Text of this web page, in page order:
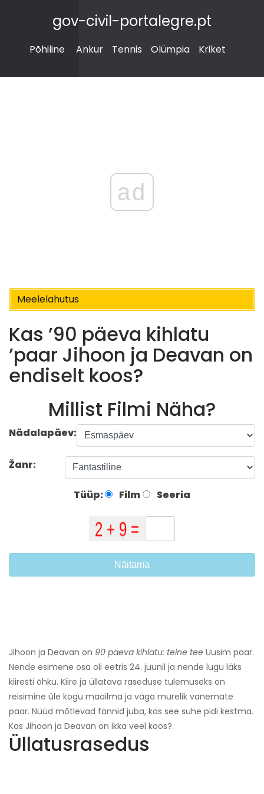
gov-civil-portalegre.pt
Põhiline Ankur Tennis Olümpia Kriket
ad
Meelelahutus
Kas ’90 päeva kihlatu
’paar Jihoon ja Deavan on
endiselt koos?
Millist Filmi Näha?
Nädalapäev:
Žanr:
Tüüp: Film Seeria
Näitama
Jihoon ja Deavan on 90 päeva kihlatu: teine ​​tee Uusim paar.
Nende esimene osa oli eetris 24. juunil ja nende lugu läks
kiiresti õhku. Kiire ja üllatava raseduse tulemuseks on
reisimine üle kogu maailma ja väga murelik vanemate
paar. Nüüd mõtlevad fännid juba, kas see suhe pidi kestma.
Kas Jihoon ja Deavan on ikka veel koos?
Üllatusrasedus